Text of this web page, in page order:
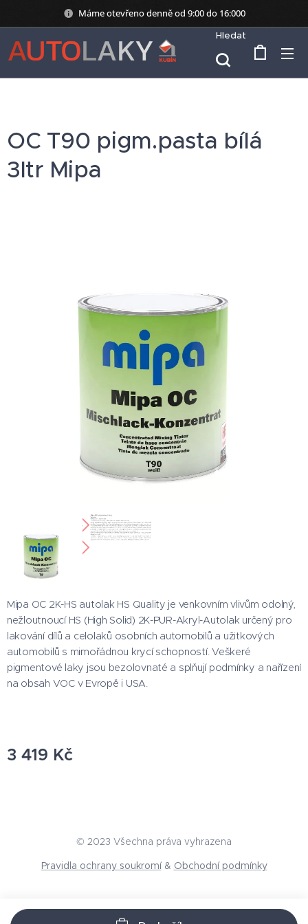
Máme otevřeno denně od 9:00 do 16:000
Hledat
OC T90 pigm.pasta bílá
3ltr Mipa
Mipa OC 2K-HS autolak HS Quality je venkovním vlivům odolný,
nežloutnoucí HS (High Solid) 2K-PUR-Akryl-Autolak určený pro
lakování dílů a celolaků osobních automobilů a užitkových
automobilů s mimořádnou krycí schopností. Veškeré
pigmentové laky jsou bezolovnaté a splňují podmínky a nařízení
na obsah VOC v Evropě i USA.
3 419 Kč
© 2023 Všechna práva vyhrazena
Pravidla ochrany soukromí& Obchodní podmínky